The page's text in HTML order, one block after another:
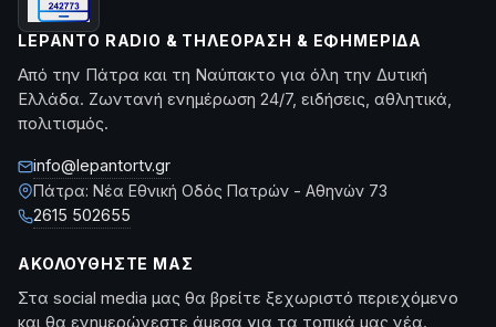
LEPANTO RADIO & ΤΗΛΕΌΡΑΣΗ & ΕΦΗΜΕΡΊΔΑ
Από την Πάτρα και τη Ναύπακτο για όλη την Δυτική
Ελλάδα. Ζωντανή ενημέρωση 24/7, ειδήσεις, αθλητικά,
πολιτισμός.
info@lepantortv.gr
Πάτρα: Νέα Εθνική Οδός Πατρών - Αθηνών 73
2615 502655
ΑΚΟΛΟΥΘΉΣΤΕ ΜΑΣ
Στα social media μας θα βρείτε ξεχωριστό περιεχόμενο
και θα ενημερώνεστε άμεσα για τα τοπικά μας νέα.